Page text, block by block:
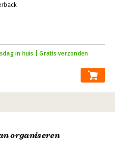
in huis | Gratis verzonden
organiseren